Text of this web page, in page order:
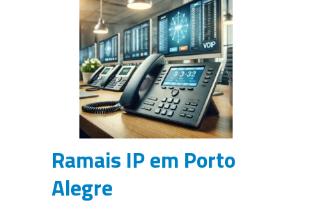
WhatsApp Multiusuário
Intelbras
Ramais IP em Porto
Alegre